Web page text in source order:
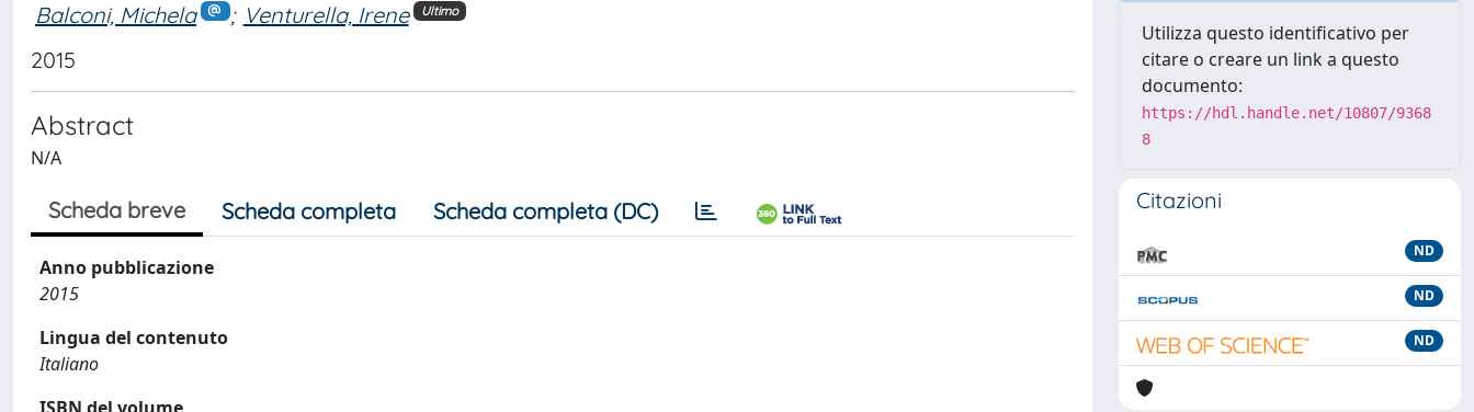
Balconi, Michela ; Venturella, Irene Ultimo
2015
Abstract
N/A
Scheda breve Scheda completa Scheda completa (DC)
Anno pubblicazione
2015
Lingua del contenuto
Italiano
Utilizza questo identificativo per
citare o creare un link a questo
documento:
https://hdl.handle.net/10807/9368
8
Citazioni
ND
ND
ND